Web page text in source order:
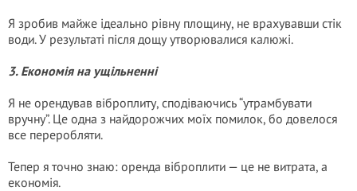
Я зробив майже ідеально рівну площину, не врахувавши стік
води. У результаті після дощу утворювалися калюжі.
3. Економія на ущільненні
Я не орендував віброплиту, сподіваючись “утрамбувати
вручну”. Це одна з найдорожчих моїх помилок, бо довелося
все переробляти.
Тепер я точно знаю: оренда віброплити — це не витрата, а
економія.